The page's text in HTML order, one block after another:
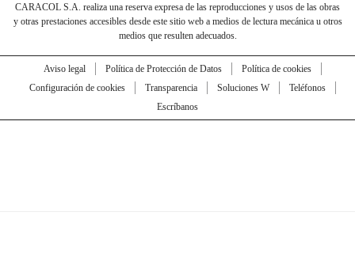
CARACOL S.A. realiza una reserva expresa de las reproducciones y usos de las obras
y otras prestaciones accesibles desde este sitio web a medios de lectura mecánica u otros
medios que resulten adecuados.
Aviso legal Política de Protección de Datos
Política de cookies
Configuración de cookies
Transparencia Soluciones W
Teléfonos
Escríbanos